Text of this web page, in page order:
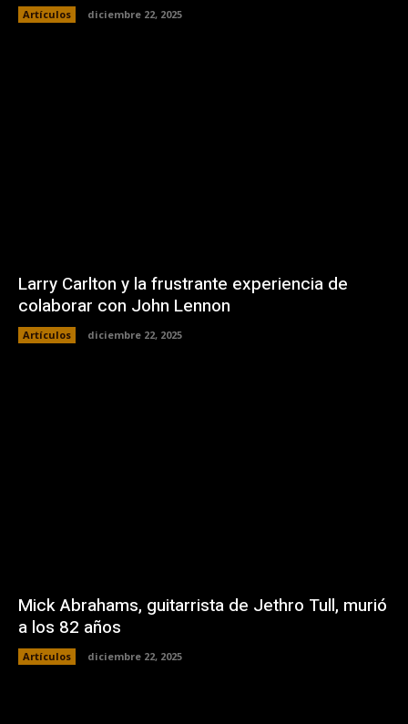
Artículos diciembre 22, 2025
Larry Carlton y la frustrante experiencia de
colaborar con John Lennon
Artículos diciembre 22, 2025
Mick Abrahams, guitarrista de Jethro Tull, murió
a los 82 años
Artículos diciembre 22, 2025